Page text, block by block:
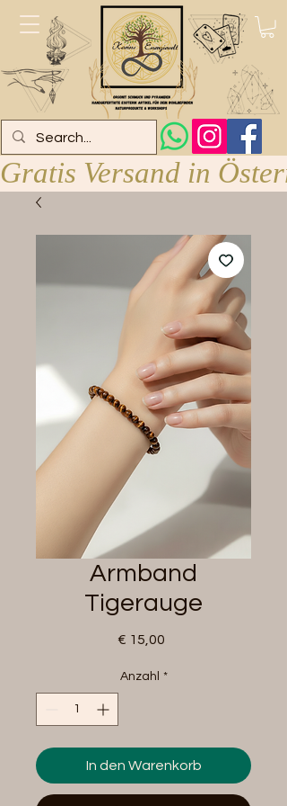
Gratis Versand in
Armband
Tigerauge
€ 15,00
Anzahl *
In den Warenkorb